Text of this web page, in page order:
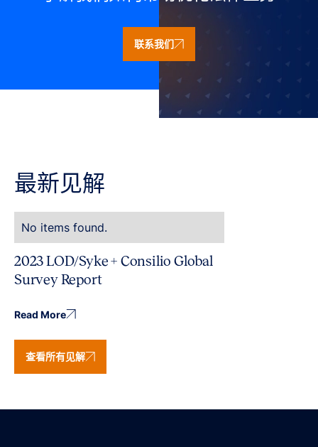
联系我们
最新见解
No items found.
2023 LOD/Syke + Consilio Global
Survey Report
Read More
查看所有见解